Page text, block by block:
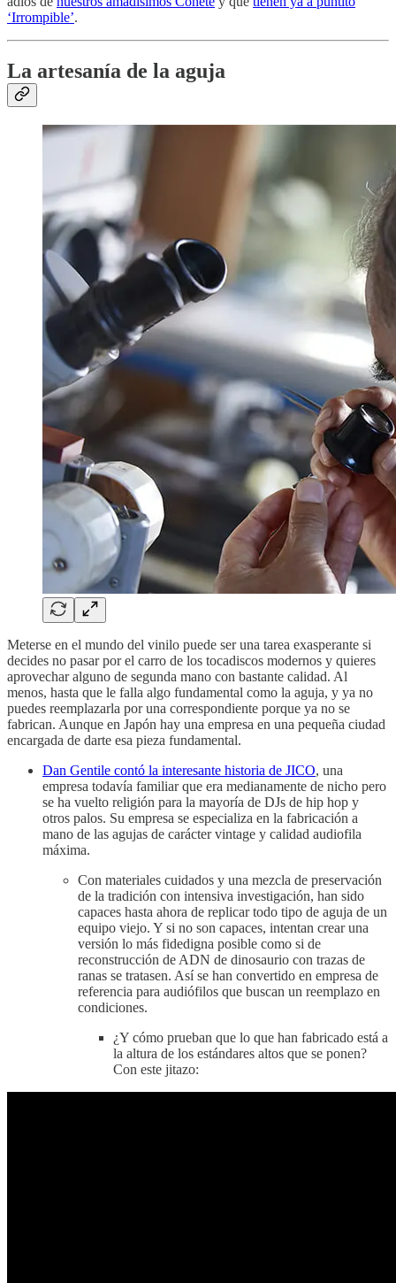
‘Irrompible’.
La artesanía de la aguja
Meterse en el mundo del vinilo puede ser una tarea exasperante si
decides no pasar por el carro de los tocadiscos modernos y quieres
aprovechar alguno de segunda mano con bastante calidad. Al
menos, hasta que le falla algo fundamental como la aguja, y ya no
puedes reemplazarla por una correspondiente porque ya no se
fabrican. Aunque en Japón hay una empresa en una pequeña ciudad
encargada de darte esa pieza fundamental.
Dan Gentile contó la interesante historia de JICO, una
empresa todavía familiar que era medianamente de nicho pero
se ha vuelto religión para la mayoría de DJs de hip hop y
otros palos. Su empresa se especializa en la fabricación a
mano de las agujas de carácter vintage y calidad audiofila
máxima.
Con materiales cuidados y una mezcla de preservación
de la tradición con intensiva investigación, han sido
capaces hasta ahora de replicar todo tipo de aguja de un
equipo viejo. Y si no son capaces, intentan crear una
versión lo más fidedigna posible como si de
reconstrucción de ADN de dinosaurio con trazas de
ranas se tratasen. Así se han convertido en empresa de
referencia para audiófilos que buscan un reemplazo en
condiciones.
¿Y cómo prueban que lo que han fabricado está a
la altura de los estándares altos que se ponen?
Con este jitazo: